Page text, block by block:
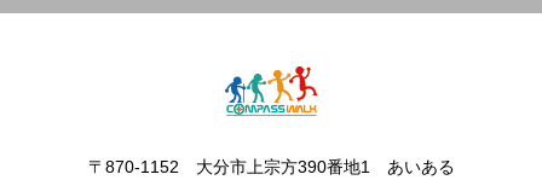
〒870-1152 大分市上宗方390番地1 あいある